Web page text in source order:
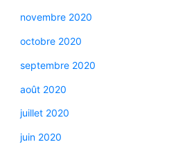
novembre 2020
octobre 2020
septembre 2020
août 2020
juillet 2020
juin 2020